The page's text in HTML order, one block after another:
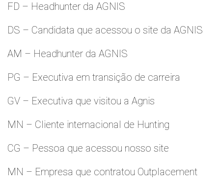
FD – Headhunter da AGNIS
DS – Candidata que acessou o site da AGNIS
AM – Headhunter da AGNIS
PG – Executiva em transição de carreira
GV – Executiva que visitou a Agnis
MN – Cliente internacional de Hunting
CG – Pessoa que acessou nosso site
MN – Empresa que contratou Outplacement